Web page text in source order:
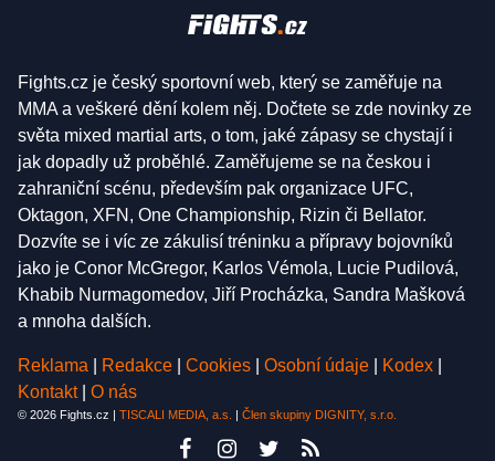
Fights.cz je český sportovní web, který se zaměřuje na
MMA a veškeré dění kolem něj. Dočtete se zde novinky ze
světa mixed martial arts, o tom, jaké zápasy se chystají i
jak dopadly už proběhlé. Zaměřujeme se na českou i
zahraniční scénu, především pak organizace UFC,
Oktagon, XFN, One Championship, Rizin či Bellator.
Dozvíte se i víc ze zákulisí tréninku a přípravy bojovníků
jako je Conor McGregor, Karlos Vémola, Lucie Pudilová,
Khabib Nurmagomedov, Jiří Procházka, Sandra Mašková
a mnoha dalších.
Reklama Redakce Cookies Osobní údaje Kodex
Kontakt
O nás
© 2026 Fights.cz | TISCALI MEDIA, a.s. Člen skupiny DIGNITY, s.r.o.